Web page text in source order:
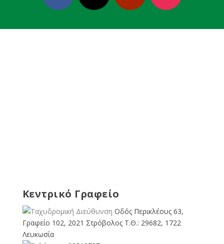
Κεντρικό Γραφείο
Οδός Περικλέους 63,
Γραφείο 102, 2021 Στρόβολος Τ.Θ.: 29682, 1722
Λευκωσία